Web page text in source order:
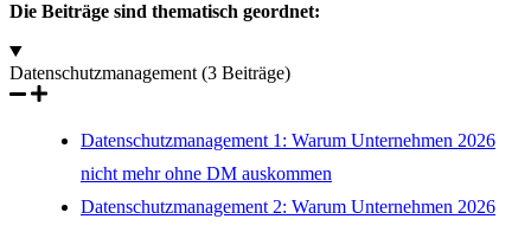
Die Beiträge sind thematisch geordnet:
Datenschutzmanagement (3 Beiträge)
Datenschutzmanagement 1: Warum Unternehmen 2026
nicht mehr ohne DM auskommen
Datenschutzmanagement 2: Warum Unternehmen 2026